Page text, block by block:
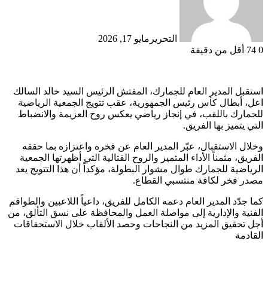
التحرير مايو 17, 2026
0
أقل من دقيقة
استقبل المدير العام للجمارك، المفتش الرئيس السيد خالد السالك
اعل، أبطال كأس رئيس الجمهورية، عقب تتويج الجمعية الرياضية
للجمارك باللقب، في إنجاز رياضي يعكس روح العزيمة والانضباط
التي يتميز بها الفريق.
وخلال الاستقبال، عبّر المدير العام عن فخره واعتزازه بما حققه
الفريق، مثمناً الأداء المتميز والروح القتالية التي أظهرتها الجمعية
الرياضية للجمارك طوال مشوار البطولة، مؤكداً أن هذا التتويج يعد
مصدر فخر لكافة منتسبي القطاع.
كما جدّد المدير العام دعمه الكامل للفريق، داعياً اللاعبين والطواقم
الفنية والإدارية إلى مواصلة العمل والمحافظة على نسق التألق، من
أجل تحقيق المزيد من النجاحات وحصد الألقاب خلال الاستحقاقات
القادمة